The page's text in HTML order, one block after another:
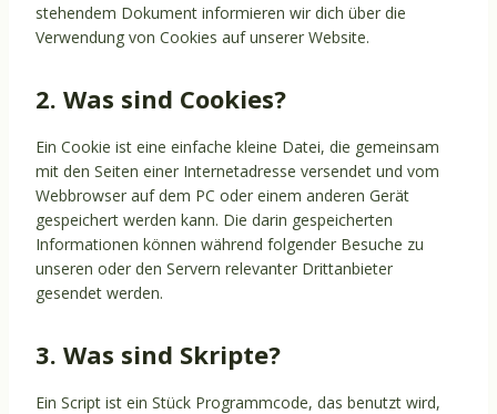
stehendem Dokument informieren wir dich über die
Verwendung von Cookies auf unserer Website.
2. Was sind Cookies?
Ein Cookie ist eine einfache kleine Datei, die gemeinsam
mit den Seiten einer Internetadresse versendet und vom
Webbrowser auf dem PC oder einem anderen Gerät
gespeichert werden kann. Die darin gespeicherten
Informationen können während folgender Besuche zu
unseren oder den Servern relevanter Drittanbieter
gesendet werden.
3. Was sind Skripte?
Ein Script ist ein Stück Programmcode, das benutzt wird,